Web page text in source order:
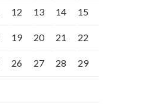
12 13 14 15
19 20 21 22
26 27 28 29